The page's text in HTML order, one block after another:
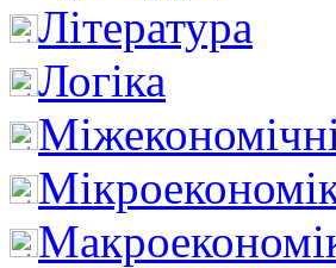
Література
Логіка